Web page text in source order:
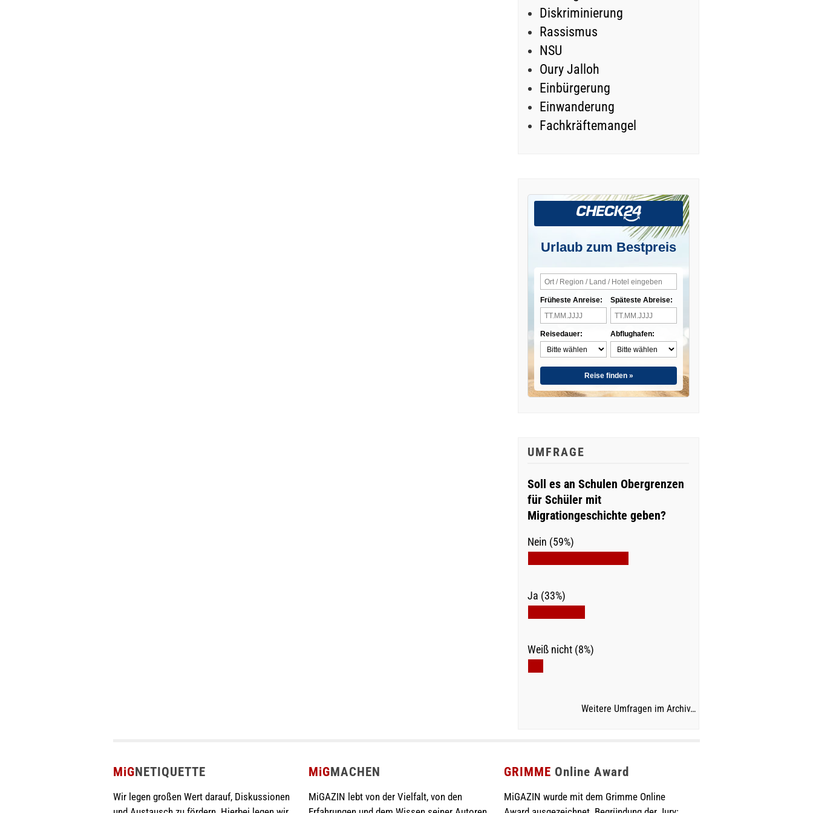
Diskriminierung
Rassismus
NSU
Oury Jalloh
Einbürgerung
Einwanderung
Fachkräftemangel
Urlaub zum Bestpreis
Früheste Anreise:
Reisedauer:
Späteste Abreise:
Abflughafen:
Reise finden »
UMFRAGE
Soll es an Schulen Obergrenzen
für Schüler mit
Migrationgeschichte geben?
Nein (59%)
Ja (33%)
Weiß nicht (8%)
Weitere Umfragen im Archiv…
MiGNETIQUETTE
Wir legen großen Wert darauf, Diskussionen
MiGMACHEN
MiGAZIN lebt von der Vielfalt, von den
GRIMME Online Award
MiGAZIN wurde mit dem Grimme Online